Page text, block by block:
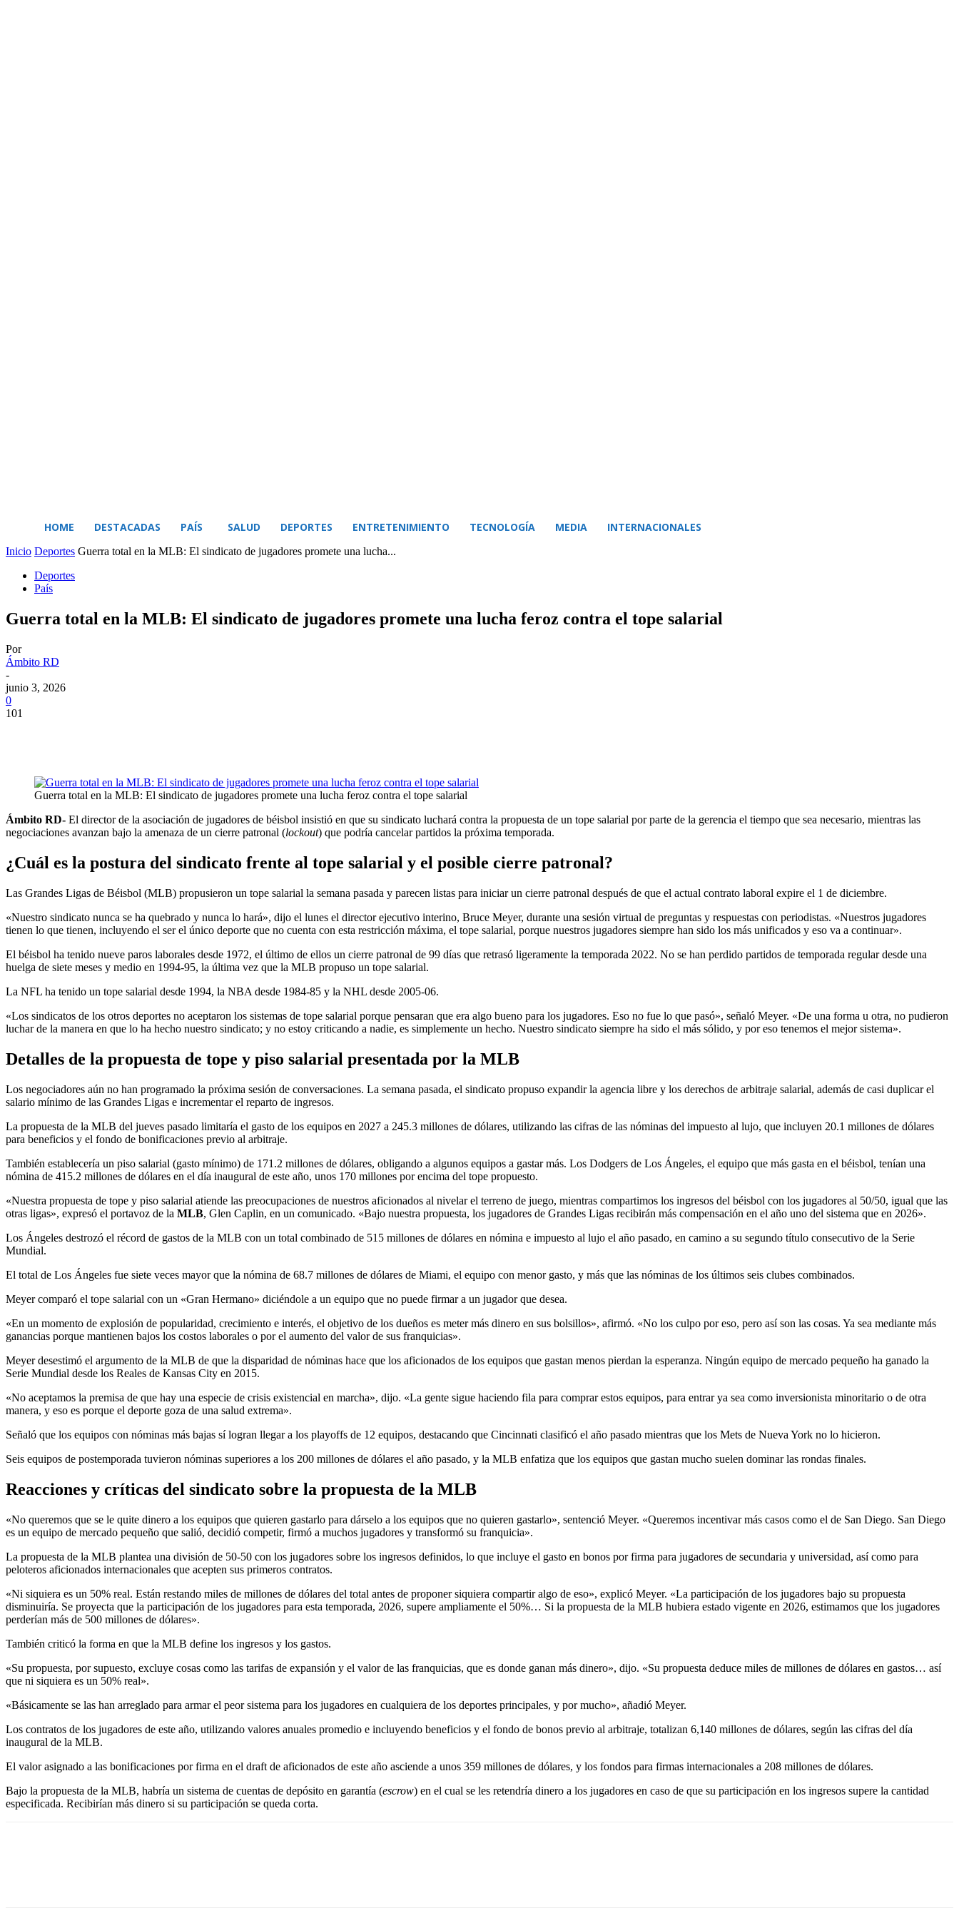
HOME DESTACADAS PAÍS SALUD DEPORTES ENTRETENIMIENTO TECNOLOGÍA MEDIA INTERNACIONALES
Inicio Deportes Guerra total en la MLB: El sindicato de jugadores promete una lucha...
Deportes
País
Guerra total en la MLB: El sindicato de jugadores promete una lucha feroz contra el tope salarial
Por
Ámbito RD
-
junio 3, 2026
0
101
Guerra total en la MLB: El sindicato de jugadores promete una lucha feroz contra el tope salarial
Ámbito RD- El director de la asociación de jugadores de béisbol insistió en que su sindicato luchará contra la propuesta de un tope salarial por parte de la gerencia el tiempo que sea necesario, mientras las
negociaciones avanzan bajo la amenaza de un cierre patronal (lockout) que podría cancelar partidos la próxima temporada.
¿Cuál es la postura del sindicato frente al tope salarial y el posible cierre patronal?
Las Grandes Ligas de Béisbol (MLB) propusieron un tope salarial la semana pasada y parecen listas para iniciar un cierre patronal después de que el actual contrato laboral expire el 1 de diciembre.
«Nuestro sindicato nunca se ha quebrado y nunca lo hará», dijo el lunes el director ejecutivo interino, Bruce Meyer, durante una sesión virtual de preguntas y respuestas con periodistas. «Nuestros jugadores
tienen lo que tienen, incluyendo el ser el único deporte que no cuenta con esta restricción máxima, el tope salarial, porque nuestros jugadores siempre han sido los más unificados y eso va a continuar».
El béisbol ha tenido nueve paros laborales desde 1972, el último de ellos un cierre patronal de 99 días que retrasó ligeramente la temporada 2022. No se han perdido partidos de temporada regular desde una
huelga de siete meses y medio en 1994-95, la última vez que la MLB propuso un tope salarial.
La NFL ha tenido un tope salarial desde 1994, la NBA desde 1984-85 y la NHL desde 2005-06.
«Los sindicatos de los otros deportes no aceptaron los sistemas de tope salarial porque pensaran que era algo bueno para los jugadores. Eso no fue lo que pasó», señaló Meyer. «De una forma u otra, no pudieron
luchar de la manera en que lo ha hecho nuestro sindicato; y no estoy criticando a nadie, es simplemente un hecho. Nuestro sindicato siempre ha sido el más sólido, y por eso tenemos el mejor sistema».
Detalles de la propuesta de tope y piso salarial presentada por la MLB
Los negociadores aún no han programado la próxima sesión de conversaciones. La semana pasada, el sindicato propuso expandir la agencia libre y los derechos de arbitraje salarial, además de casi duplicar el
salario mínimo de las Grandes Ligas e incrementar el reparto de ingresos.
La propuesta de la MLB del jueves pasado limitaría el gasto de los equipos en 2027 a 245.3 millones de dólares, utilizando las cifras de las nóminas del impuesto al lujo, que incluyen 20.1 millones de dólares
para beneficios y el fondo de bonificaciones previo al arbitraje.
También establecería un piso salarial (gasto mínimo) de 171.2 millones de dólares, obligando a algunos equipos a gastar más. Los Dodgers de Los Ángeles, el equipo que más gasta en el béisbol, tenían una
nómina de 415.2 millones de dólares en el día inaugural de este año, unos 170 millones por encima del tope propuesto.
«Nuestra propuesta de tope y piso salarial atiende las preocupaciones de nuestros aficionados al nivelar el terreno de juego, mientras compartimos los ingresos del béisbol con los jugadores al 50/50, igual que las
otras ligas», expresó el portavoz de la MLB, Glen Caplin, en un comunicado. «Bajo nuestra propuesta, los jugadores de Grandes Ligas recibirán más compensación en el año uno del sistema que en 2026».
Los Ángeles destrozó el récord de gastos de la MLB con un total combinado de 515 millones de dólares en nómina e impuesto al lujo el año pasado, en camino a su segundo título consecutivo de la Serie
Mundial.
El total de Los Ángeles fue siete veces mayor que la nómina de 68.7 millones de dólares de Miami, el equipo con menor gasto, y más que las nóminas de los últimos seis clubes combinados.
Meyer comparó el tope salarial con un «Gran Hermano» diciéndole a un equipo que no puede firmar a un jugador que desea.
«En un momento de explosión de popularidad, crecimiento e interés, el objetivo de los dueños es meter más dinero en sus bolsillos», afirmó. «No los culpo por eso, pero así son las cosas. Ya sea mediante más
ganancias porque mantienen bajos los costos laborales o por el aumento del valor de sus franquicias».
Meyer desestimó el argumento de la MLB de que la disparidad de nóminas hace que los aficionados de los equipos que gastan menos pierdan la esperanza. Ningún equipo de mercado pequeño ha ganado la
Serie Mundial desde los Reales de Kansas City en 2015.
«No aceptamos la premisa de que hay una especie de crisis existencial en marcha», dijo. «La gente sigue haciendo fila para comprar estos equipos, para entrar ya sea como inversionista minoritario o de otra
manera, y eso es porque el deporte goza de una salud extrema».
Señaló que los equipos con nóminas más bajas sí logran llegar a los playoffs de 12 equipos, destacando que Cincinnati clasificó el año pasado mientras que los Mets de Nueva York no lo hicieron.
Seis equipos de postemporada tuvieron nóminas superiores a los 200 millones de dólares el año pasado, y la MLB enfatiza que los equipos que gastan mucho suelen dominar las rondas finales.
Reacciones y críticas del sindicato sobre la propuesta de la MLB
«No queremos que se le quite dinero a los equipos que quieren gastarlo para dárselo a los equipos que no quieren gastarlo», sentenció Meyer. «Queremos incentivar más casos como el de San Diego. San Diego
es un equipo de mercado pequeño que salió, decidió competir, firmó a muchos jugadores y transformó su franquicia».
La propuesta de la MLB plantea una división de 50-50 con los jugadores sobre los ingresos definidos, lo que incluye el gasto en bonos por firma para jugadores de secundaria y universidad, así como para
peloteros aficionados internacionales que acepten sus primeros contratos.
«Ni siquiera es un 50% real. Están restando miles de millones de dólares del total antes de proponer siquiera compartir algo de eso», explicó Meyer. «La participación de los jugadores bajo su propuesta
disminuiría. Se proyecta que la participación de los jugadores para esta temporada, 2026, supere ampliamente el 50%… Si la propuesta de la MLB hubiera estado vigente en 2026, estimamos que los jugadores
perderían más de 500 millones de dólares».
También criticó la forma en que la MLB define los ingresos y los gastos.
«Su propuesta, por supuesto, excluye cosas como las tarifas de expansión y el valor de las franquicias, que es donde ganan más dinero», dijo. «Su propuesta deduce miles de millones de dólares en gastos… así
que ni siquiera es un 50% real».
«Básicamente se las han arreglado para armar el peor sistema para los jugadores en cualquiera de los deportes principales, y por mucho», añadió Meyer.
Los contratos de los jugadores de este año, utilizando valores anuales promedio e incluyendo beneficios y el fondo de bonos previo al arbitraje, totalizan 6,140 millones de dólares, según las cifras del día
inaugural de la MLB.
El valor asignado a las bonificaciones por firma en el draft de aficionados de este año asciende a unos 359 millones de dólares, y los fondos para firmas internacionales a 208 millones de dólares.
Bajo la propuesta de la MLB, habría un sistema de cuentas de depósito en garantía (escrow) en el cual se les retendría dinero a los jugadores en caso de que su participación en los ingresos supere la cantidad
especificada. Recibirían más dinero si su participación se queda corta.